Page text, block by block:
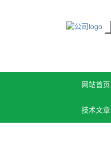
网站首页
技术文章